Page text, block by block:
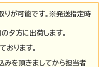
りが可能です。※発送指定時
夕方に出荷します。
おります。
みを頂きましてから担当者